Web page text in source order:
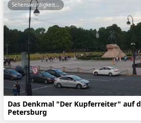
Das Denkmal "Der Kupferreiter" auf
Petersburg
Sehenswürdigkeiten